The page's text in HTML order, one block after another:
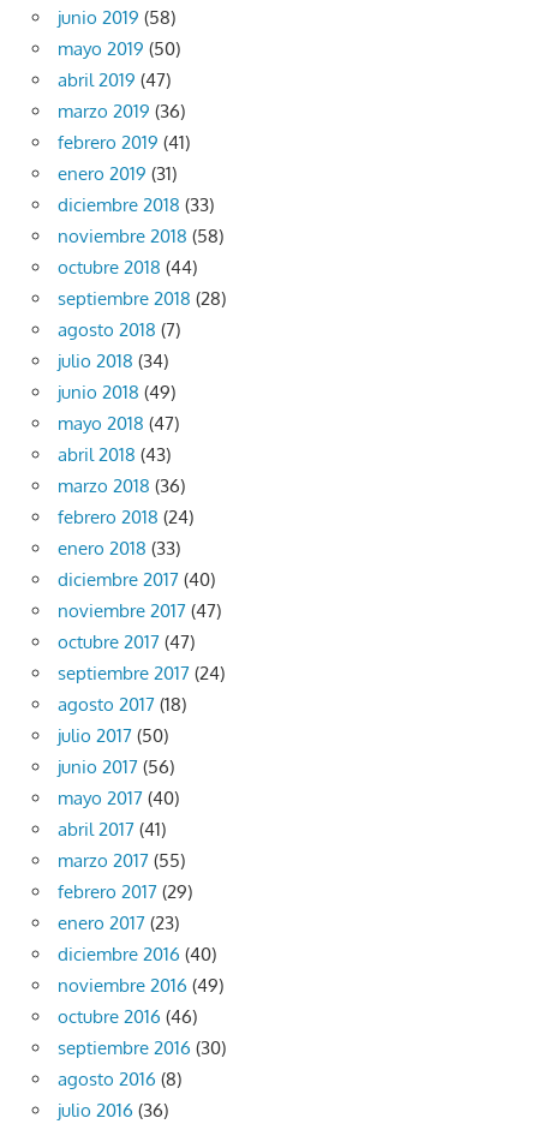
junio 2019 (58)
mayo 2019 (50)
abril 2019 (47)
marzo 2019 (36)
febrero 2019 (41)
enero 2019 (31)
diciembre 2018 (33)
noviembre 2018 (58)
octubre 2018 (44)
septiembre 2018 (28)
agosto 2018 (7)
julio 2018 (34)
junio 2018 (49)
mayo 2018 (47)
abril 2018 (43)
marzo 2018 (36)
febrero 2018 (24)
enero 2018 (33)
diciembre 2017 (40)
noviembre 2017 (47)
octubre 2017 (47)
septiembre 2017 (24)
agosto 2017 (18)
julio 2017 (50)
junio 2017 (56)
mayo 2017 (40)
abril 2017 (41)
marzo 2017 (55)
febrero 2017 (29)
enero 2017 (23)
diciembre 2016 (40)
noviembre 2016 (49)
octubre 2016 (46)
septiembre 2016 (30)
agosto 2016 (8)
julio 2016 (36)